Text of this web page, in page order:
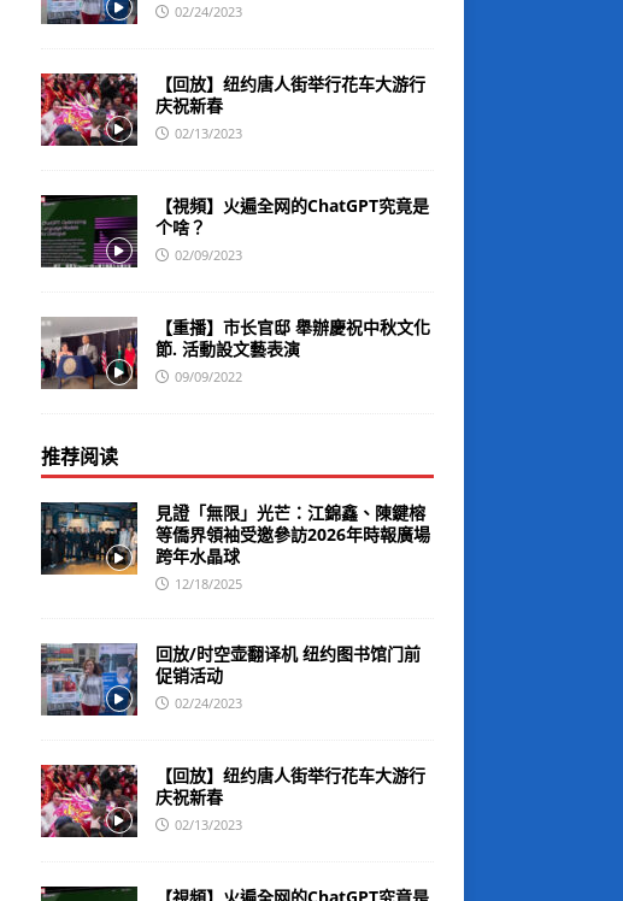
02/24/2023
【回放】纽约唐人街举行花车大游行
庆祝新春
02/13/2023
【視頻】火遍全网的ChatGPT究竟是
个啥？
02/09/2023
【重播】市长官邸 舉辦慶祝中秋文化
節. 活動設文藝表演
09/09/2022
推荐阅读
見證「無限」光芒：江錦鑫、陳鍵榕
等僑界領袖受邀參訪2026年時報廣場
跨年水晶球
12/18/2025
回放/时空壶翻译机 纽约图书馆门前
促销活动
02/24/2023
【回放】纽约唐人街举行花车大游行
庆祝新春
02/13/2023